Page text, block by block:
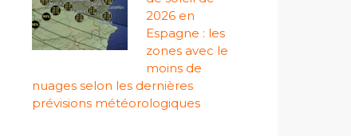
2026 en
Espagne : les
zones avec le
moins de
nuages ​​selon les dernières
prévisions météorologiques